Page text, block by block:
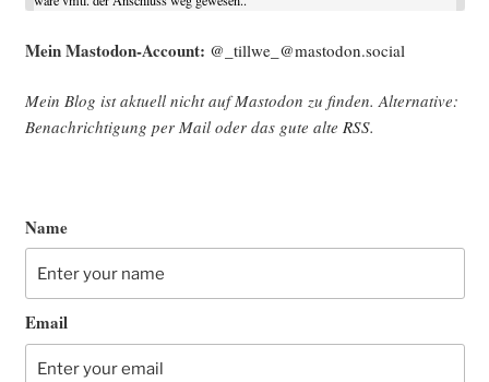
Mein Mast­o­don-Account: @_tillwe_@mastodon.social
Mein Blog ist aktu­ell nicht auf Mast­o­don zu fin­den. Alter­na­ti­ve:
Benach­rich­ti­gung per Mail oder das gute alte RSS.
Name
Email